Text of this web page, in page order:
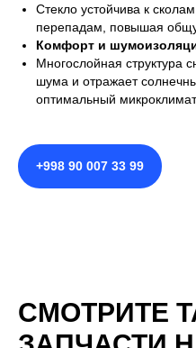
Стекло устойчива к
перепадам, повышая
Комфорт и
Многослойная структура
шума и отражает
оптимальный
+998 90 007 33 99
СМОТРИТЕ